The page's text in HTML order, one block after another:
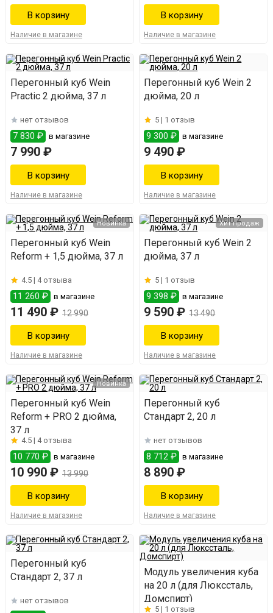
Наличие в магазине Наличие в магазине
Перегонный куб Wein
Practic 2 дюйма, 37 л
нет отзывов
7 830 ₽ в магазине
7 990 ₽
Наличие в магазине
Перегонный куб Wein 2
дюйма, 20 л
5 | 1 отзыв
9 300 ₽ в магазине
9 490 ₽
Наличие в магазине
Новинка
Перегонный куб Wein
Reform + 1,5 дюйма, 37 л
4.5 | 4 отзыва
11 260 ₽ в магазине
11 490 ₽ 12 990
Наличие в магазине
Хит продаж
Перегонный куб Wein 2
дюйма, 37 л
5 | 1 отзыв
9 398 ₽ в магазине
9 590 ₽ 13 490
Наличие в магазине
Новинка
Перегонный куб Wein
Reform + PRO 2 дюйма,
37 л
4.5 | 4 отзыва
10 770 ₽ в магазине
10 990 ₽ 13 990
Наличие в магазине
Перегонный куб
Стандарт 2, 20 л
нет отзывов
8 712 ₽ в магазине
8 890 ₽
Наличие в магазине
Перегонный куб
Стандарт 2, 37 л
нет отзывов
Модуль увеличения куба
на 20 л (для Люкссталь,
Домспирт)
5 | 1 отзыв